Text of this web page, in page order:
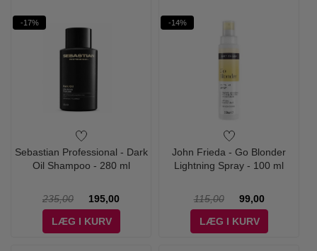
-17%
Sebastian Professional - Dark
Oil Shampoo - 280 ml
235,00
195,00
LÆG I KURV
-14%
John Frieda - Go Blonder
Lightning Spray - 100 ml
115,00
99,00
LÆG I KURV